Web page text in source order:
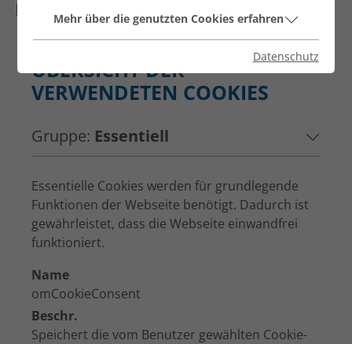
https://www.e-recht24.de/mitglieder/
ÜBERSICHT DER
VERWENDETEN COOKIES
Gruppe: Essentiell
Essentielle Cookies werden für grundlegende
Funktionen der Webseite benötigt. Dadurch ist
gewährleistet, dass die Webseite einwandfrei
funktioniert.
Name
omCookieConsent
Beschr.
Speichert die vom Benutzer gewählten Cookie-
Mehr über die genutzten Cookies erfahren
Datenschutz